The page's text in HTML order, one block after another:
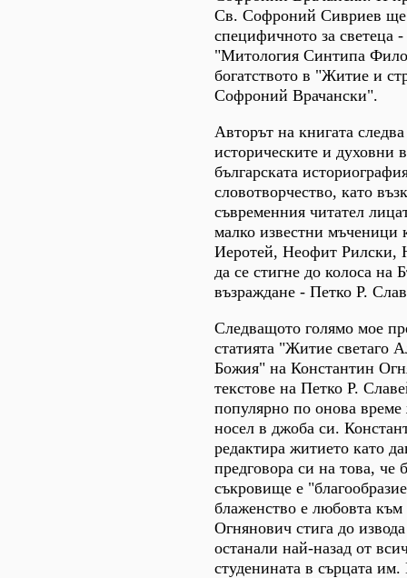
Св. Софроний Сивриев ще
специфичното за светеца
"Митология Синтипа
богатството в "Житие и
Софроний Врачански".
Авторът на книгата
историческите и духовни
българската
словотворчество, като
съвременния читател
малко известни
Иеротей, Неофит Рилски,
да се стигне до колоса на
възраждане - Петко Р.
Следващото голямо мое
статията "Житие светаго
Божия" на Константин
текстове на Петко Р.
популярно по онова
носел в джоба си.
редактира житието като
предговора си на това, че
съкровище е
блаженство е любовта
Огнянович стига до
останали най-назад от
студенината в сърцата